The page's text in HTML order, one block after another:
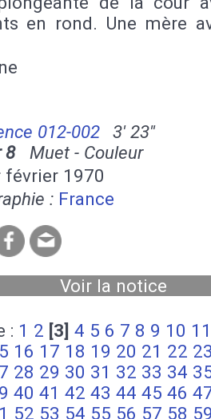
en rond. Une mère
012-002
3' 23''
8Muet - Couleur
février 1970
: France
Voir la notice
: 1 2 [3] 4 5 6 7 8 9 10 11
16 17 18 19 20 21 22
28 29 30 31 32 33 34
40 41 42 43 44 45 46
52 53 54 55 56 57 58